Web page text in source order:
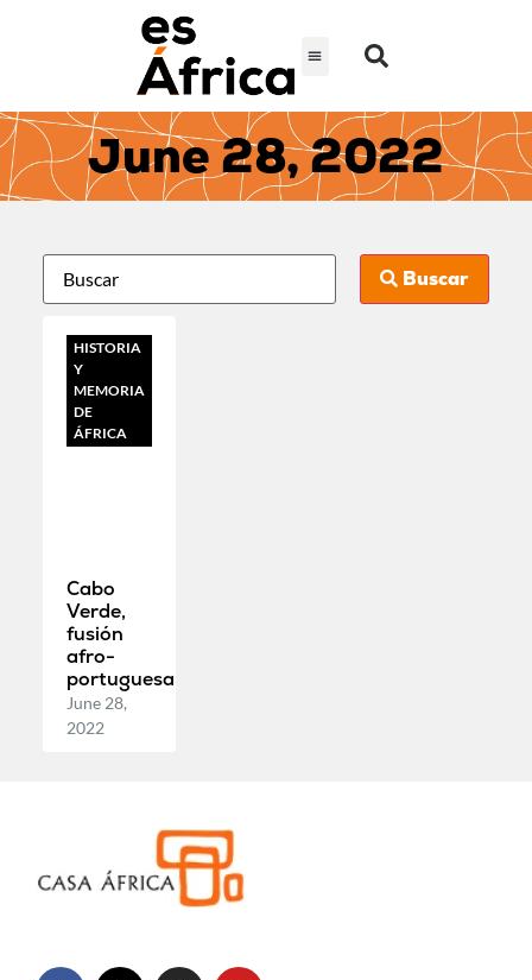
June 28, 2022
Buscar
HISTORIA
Y
MEMORIA
DE
ÁFRICA
Cabo
Verde,
fusión
afro-
portuguesa
June 28,
2022